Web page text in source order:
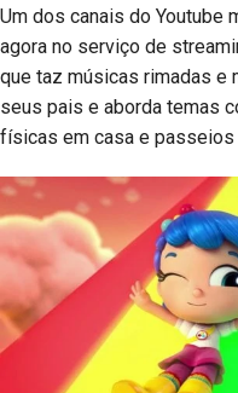
Um dos canais do Youtube
agora no serviço de
que taz músicas rimadas e
seus pais e aborda temas
físicas em casa e passeios